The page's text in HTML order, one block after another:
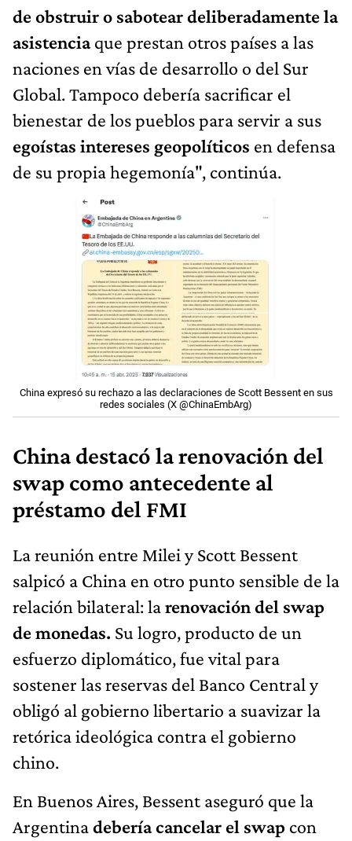
de obstruir o sabotear deliberadamente la
asistenciaque prestan otros países a las
naciones en vías de desarrollo o del Sur
Global. Tampoco debería sacrificar el
bienestar de los pueblos para servir a sus
egoístas intereses geopolíticos en defensa
de su propia hegemonía", continúa.
China expresó su rechazo a las declaraciones de Scott Bessent en sus
redes sociales (X @ChinaEmbArg)
China destacó la renovación del
swap como antecedente al
préstamo del FMI
La reunión entre Milei y Scott Bessent
salpicó a China en otro punto sensible de la
relación bilateral: larenovación del swap
de monedas. Su logro, producto de un
esfuerzo diplomático, fue vital para
sostener las reservas del Banco Central y
obligó al gobierno libertario a suavizar la
retórica ideológica contra el gobierno
chino.
En Buenos Aires, Bessent aseguró que la
Argentinadebería cancelar el swap con